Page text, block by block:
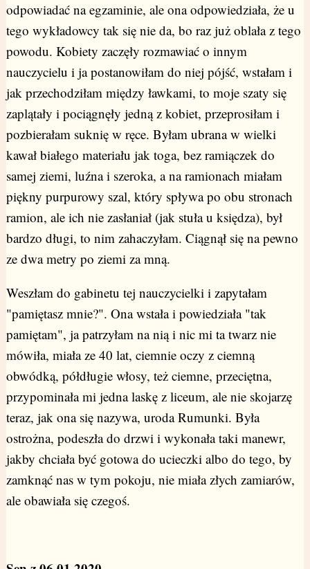
odpowiadać na egzaminie, ale ona odpowiedziała, że u
tego wykładowcy tak się nie da, bo raz już oblała z tego
powodu. Kobiety zaczęły rozmawiać o innym
nauczycielu i ja postanowiłam do niej pójść, wstałam i
jak przechodziłam między ławkami, to moje szaty się
zaplątały i pociągnęły jedną z kobiet, przeprosiłam i
pozbierałam suknię w ręce. Byłam ubrana w wielki
kawał białego materiału jak toga, bez ramiączek do
samej ziemi, luźna i szeroka, a na ramionach miałam
piękny purpurowy szal, który spływa po obu stronach
ramion, ale ich nie zasłaniał (jak stuła u księdza), był
bardzo długi, to nim zahaczyłam. Ciągnął się na pewno
ze dwa metry po ziemi za mną.
Weszłam do gabinetu tej nauczycielki i zapytałam
"pamiętasz mnie?". Ona wstała i powiedziała "tak
pamiętam", ja patrzyłam na nią i nic mi ta twarz nie
mówiła, miała ze 40 lat, ciemnie oczy z ciemną
obwódką, półdługie włosy, też ciemne, przeciętna,
przypominała mi jedna laskę z liceum, ale nie skojarzę
teraz, jak ona się nazywa, uroda Rumunki. Była
ostrożna, podeszła do drzwi i wykonała taki manewr,
jakby chciała być gotowa do ucieczki albo do tego, by
zamknąć nas w tym pokoju, nie miała złych zamiarów,
ale obawiała się czegoś.